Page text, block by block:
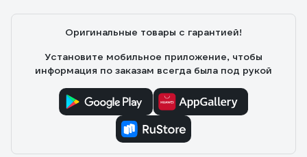
Оригинальные товары с гарантией!
Установите мобильное приложение, чтобы
информация по заказам всегда была под рукой